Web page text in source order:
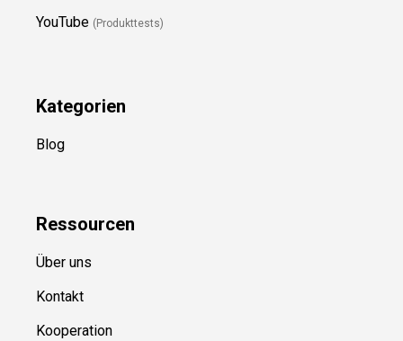
YouTube (Produkttests)
Kategorien
Blog
Ressourcen
Über uns
Kontakt
Kooperation